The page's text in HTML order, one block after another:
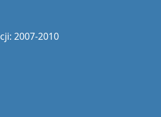
2007-2010